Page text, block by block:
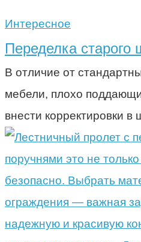
Интересное
Переделка старого
В отличие от
мебели, плохо
внести корректировки в